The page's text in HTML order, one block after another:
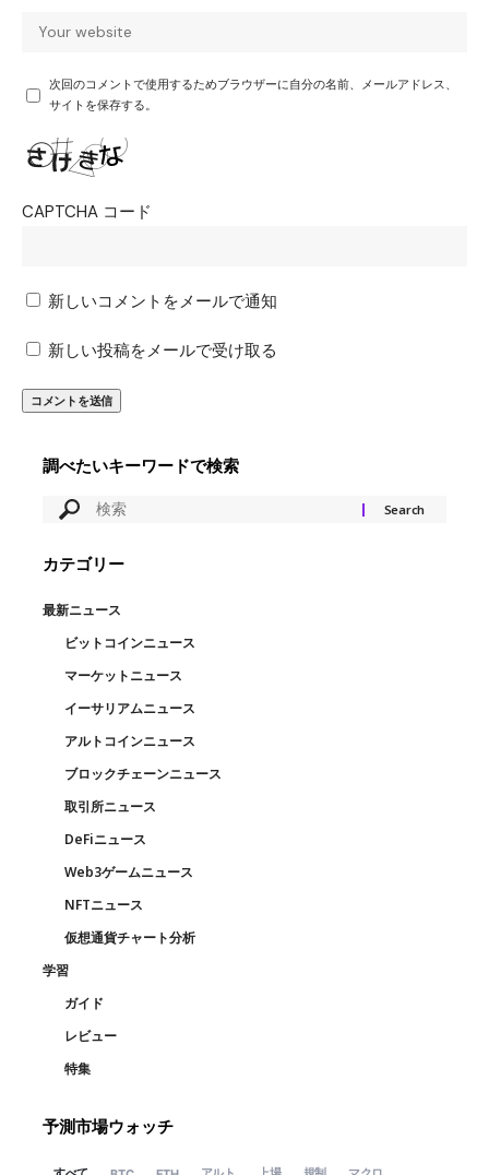
次回のコメントで使用するためブラウザーに自分の名前、メールアドレス、
サイトを保存する。
CAPTCHA コード
新しいコメントをメールで通知
新しい投稿をメールで受け取る
調べたいキーワードで検索
カテゴリー
最新ニュース
ビットコインニュース
マーケットニュース
イーサリアムニュース
アルトコインニュース
ブロックチェーンニュース
取引所ニュース
DeFiニュース
Web3ゲームニュース
NFTニュース
仮想通貨チャート分析
学習
ガイド
レビュー
特集
予測市場ウォッチ